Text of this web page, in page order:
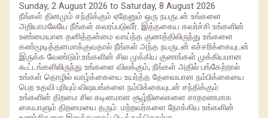
Sunday, 2 August 2026 to Saturday, 8 August 2026
நீங்கள் தினமும் சந்திக்கும் ஏதேனும் ஒரு நபருடன் உங்களை
அறியாமலேயே நீங்கள் கவரப்படுவீர். இத்தகைய கவர்ச்சி உங்களின்
உண்மையான தனித்தன்மை வாய்ந்த குணத்திலிருந்து உங்களை
கண்மூடித்தனமாக்குவதால் நீங்கள் அந்த நபருடன் எச்சரிக்கையுடன்
இருக்க வேண்டும்.உங்களின் சில முக்கிய குணங்கள் முக்கியமான
கூட்டங்களிலிருந்து உங்களை விலக்கும், நீங்கள் அதில் பங்கேற்றால்
உங்கள் தொழில் வாழ்க்கையை உயர்த்த தேவையான நம்பிக்கையை
பெற உதவி புரியும்.விஷயங்களை நம்பிக்கையுடன் சந்திக்கும்
உங்களின் திறமை சில கடினமான சூழ்நிலைகளை சாதரணமாக
கையாளும் திறமையை தரும். மற்றவர்களை நோக்கிய உங்களின்